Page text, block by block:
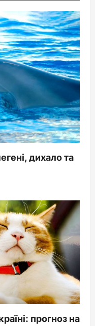
дихало та
прогноз на